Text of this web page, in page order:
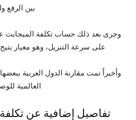
بين الرفع والتنزيل
وجرى بعد ذلك حساب تكلفة الميجابت
على سرعة التنزيل، وهو معيار
وأخيراً تمت مقارنة الدول العربية
العالمية
تفاصيل إضافية عن